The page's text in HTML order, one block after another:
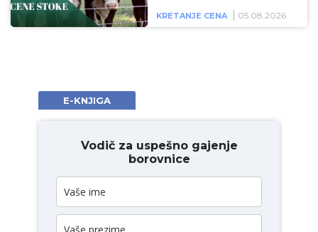
KRETANJE CENA 05.08.2026
E-KNJIGA
Vodič za uspešno gajenje
borovnice